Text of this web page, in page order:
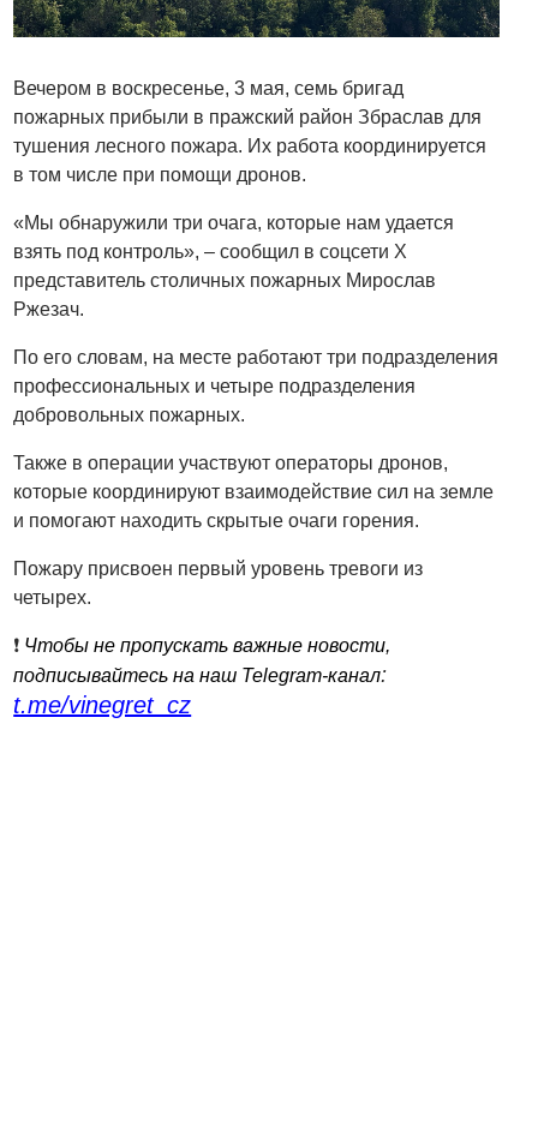
Вечером в воскресенье, 3 мая, семь бригад
пожарных прибыли в пражский район Збраслав для
тушения лесного пожара. Их работа координируется
в том числе при помощи дронов.
«Мы обнаружили три очага, которые нам удается
взять под контроль», – сообщил в соцсети X
представитель столичных пожарных Мирослав
Ржезач.
По его словам, на месте работают три подразделения
профессиональных и четыре подразделения
добровольных пожарных.
Также в операции участвуют операторы дронов,
которые координируют взаимодействие сил на земле
и помогают находить скрытые очаги горения.
Пожару присвоен первый уровень тревоги из
четырех.
❗️ Чтобы не пропускать важные новости,
подписывайтесь на наш Telegram-канал:
t.me/vinegret_cz